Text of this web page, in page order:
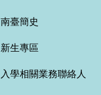
南臺簡史
新生專區
入學相關業務聯絡人